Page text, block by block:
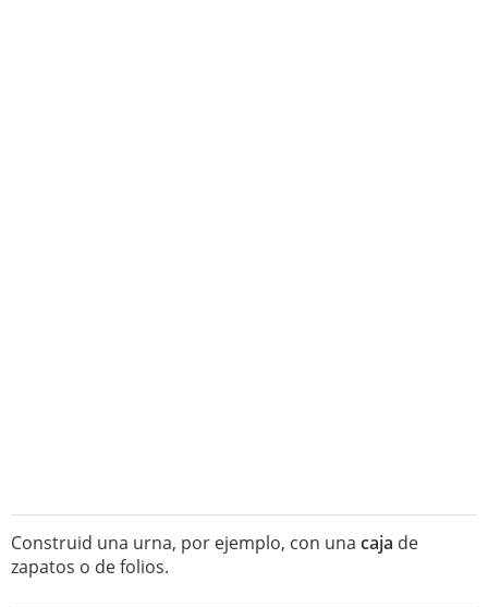
Construid una urna, por ejemplo, con una caja de
zapatos o de folios.